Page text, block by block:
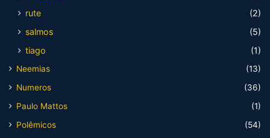
rute
(2)
salmos
(5)
tiago
(1)
Neemias
(13)
Numeros
(36)
Paulo Mattos
(1)
Polêmicos
(54)